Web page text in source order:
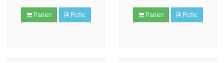
Panier Fiche Panier Fiche